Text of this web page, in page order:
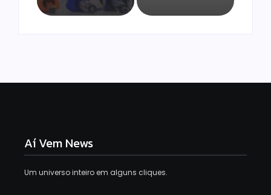
Aí Vem News
Um universo inteiro em alguns cliques.